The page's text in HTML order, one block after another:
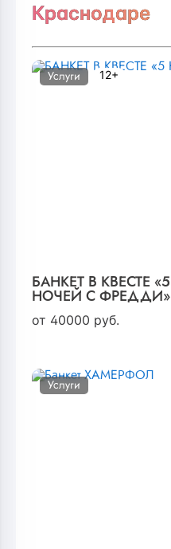
Краснодаре
БАНКЕТ В КВЕСТЕ «5
НОЧЕЙ С ФРЕДДИ»
от 40000 руб.
Услуги 12+
Услуги